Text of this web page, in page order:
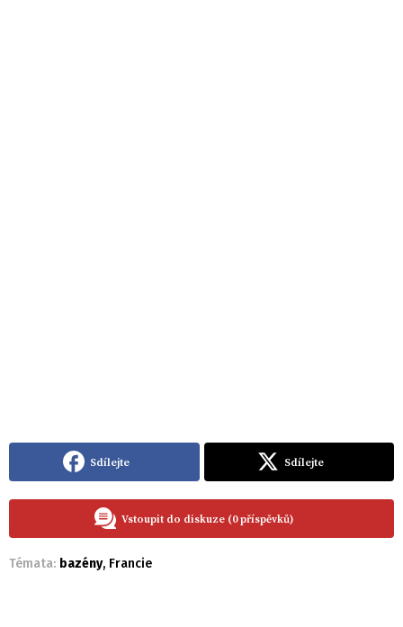
Sdílejte Sdílejte
Vstoupit do diskuze (0 příspěvků)
Témata: bazény, Francie